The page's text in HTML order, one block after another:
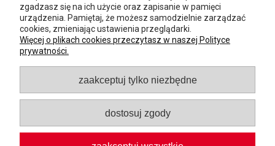
POMOC
GASTROCAST Michał Harasim, Bogucin 182a, 21-080
Garbów, woj. lubelskie,
NIP: 7132132357 Regon: 385054339
tel.:881060611, e-mail:sklep@brizoll.pl
zgadzasz się na ich użycie oraz zapisanie w pamięci
urządzenia. Pamiętaj, że możesz samodzielnie zarządzać
cookies, zmieniając ustawienia przeglądarki.
Więcej o plikach cookies przeczytasz w naszej Polityce
prywatności.
zaakceptuj tylko niezbędne
dostosuj zgody